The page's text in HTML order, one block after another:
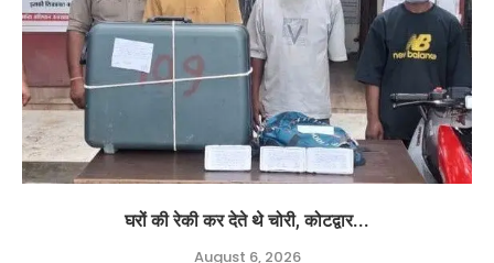
घरों की रेकी कर देते थे चोरी, कोटद्वार...
August 6, 2026